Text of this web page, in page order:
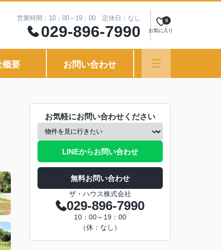
営業時間：10：00～19：00 定休日：なし
029-896-7990 お気に入り
0
概要 お問い合わせ
お気軽にお問い合わせください
LINEからお問い合わせ
無料お問い合わせ
ザ・ハウス株式会社
029-896-7990
10：00～19：00
（休：なし）